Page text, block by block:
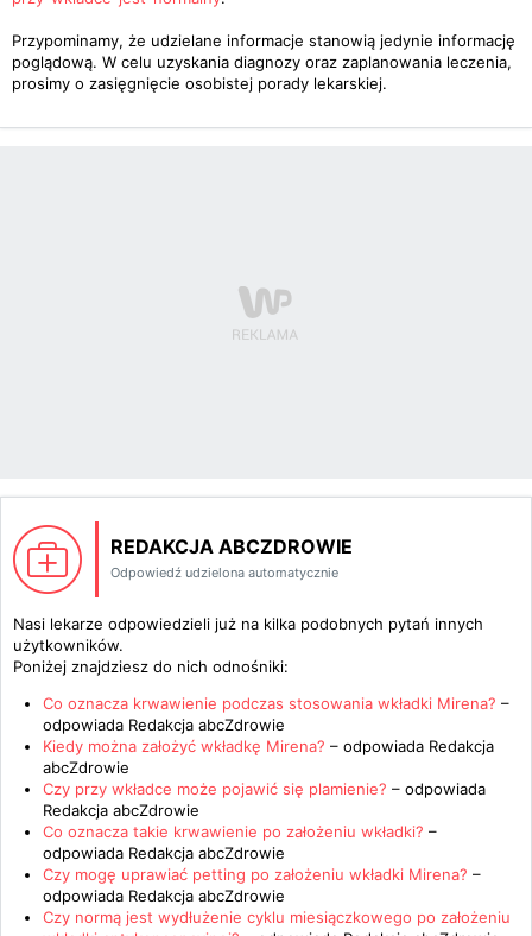
Przypominamy, że udzielane informacje stanowią jedynie informację
poglądową. W celu uzyskania diagnozy oraz zaplanowania leczenia,
prosimy o zasięgnięcie osobistej porady lekarskiej.
REDAKCJA ABCZDROWIE
Odpowiedź udzielona automatycznie
Nasi lekarze odpowiedzieli już na kilka podobnych pytań innych
użytkowników.
Poniżej znajdziesz do nich odnośniki:
Co oznacza krwawienie podczas stosowania wkładki Mirena? –
odpowiada Redakcja abcZdrowie
Kiedy można założyć wkładkę Mirena? – odpowiada Redakcja
abcZdrowie
Czy przy wkładce może pojawić się plamienie? – odpowiada
Redakcja abcZdrowie
Co oznacza takie krwawienie po założeniu wkładki? –
odpowiada Redakcja abcZdrowie
Czy mogę uprawiać petting po założeniu wkładki Mirena? –
odpowiada Redakcja abcZdrowie
Czy normą jest wydłużenie cyklu miesiączkowego po założeniu